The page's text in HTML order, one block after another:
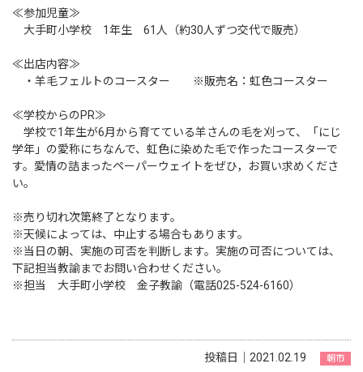
≪参加児童≫
大手町小学校 1年生 61人（約30人ずつ交代で販売）
≪出店内容≫
・羊毛フェルトのコースター ※販売名：虹色コースター
≪学校からのPR≫
学校で1年生が6月から育てている羊さんの毛を刈って、「にじ
学年」の愛称にちなんで、虹色に染めた毛で作ったコースターで
す。愛情の詰まったペーパーウェイトをぜひ，お買い求めくださ
い。
※売り切れ次第終了となります。
※天候によっては、中止する場合もあります。
※当日の朝、実施の可否を判断します。実施の可否については、
下記担当教諭までお問い合わせください。
※担当 大手町小学校 金子教諭（電話025-524-6160）
投稿日｜2021.02.19 朝市